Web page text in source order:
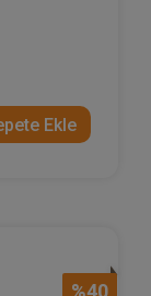
Ekle
%40